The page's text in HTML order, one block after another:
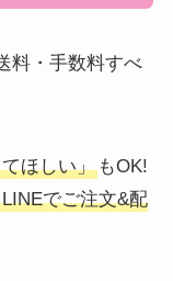
料・手数料すべ
ほしい」もOK!
LINEでご注文&配